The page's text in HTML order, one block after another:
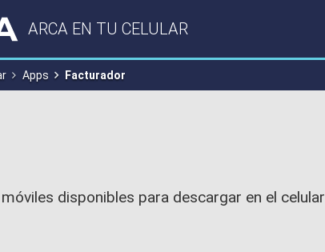
ARCA EN TU CELULAR
Apps Facturador
disponibles para descargar en el celular